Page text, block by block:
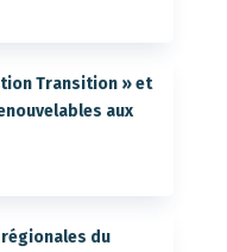
Transition » et
aux
du